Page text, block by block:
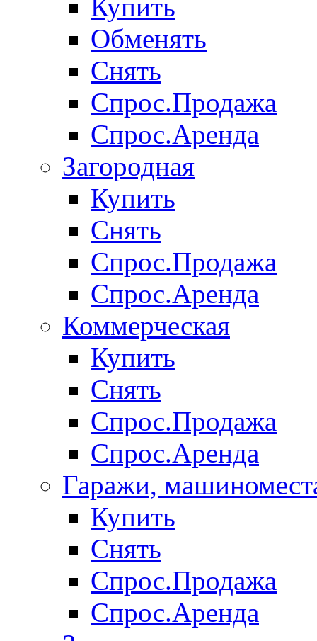
Купить
Обменять
Снять
Спрос.Продажа
Спрос.Аренда
Загородная
Купить
Снять
Спрос.Продажа
Спрос.Аренда
Коммерческая
Купить
Снять
Спрос.Продажа
Спрос.Аренда
Гаражи,
Купить
Снять
Спрос.Продажа
Спрос.Аренда